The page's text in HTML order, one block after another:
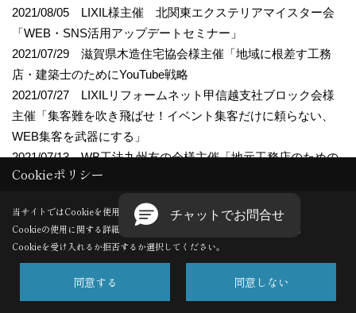
2021/08/05 LIXIL様主催 北関東エクステリアマイスター会
「WEB・SNS活用アップデートセミナー」
2021/07/29 滋賀県木造住宅協会様主催「地域に根差す工務
店・建築士のためにYouTube戦略
2021/07/27 LIXILリフォームネット甲信越支社ブロック会様
主催「集客難を吹き飛ばせ！イベント集客だけに頼らない、
WEB集客を武器にする」
2021/07/13 WB工法九州友の会様主催「地元工務店のための
WEBの基礎講座（初級編）」
ける動画の今 YouTubeとYouTube広告」
2021/06/21 ERA ブロック会様主催「住宅業界における
WEB、SNSと動画の今 ー 進化する活用実態と成果 ー」
2021/05/28 マド本舗 東北エリア会様主催「明日からでき
る！効果的なWEB活用」
Cookieポリシー
当サイトではCookieを使用します。
Cookieの使用に関する詳細は 「プライバシーポリシー
」をご覧ください。
Cookieを受け入れるか拒否するか選択してください。
同意する 同意しない